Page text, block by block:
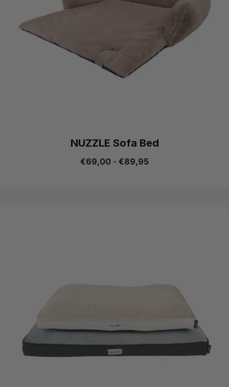
NUZZLE Sofa Bed
€69,00 - €89,95